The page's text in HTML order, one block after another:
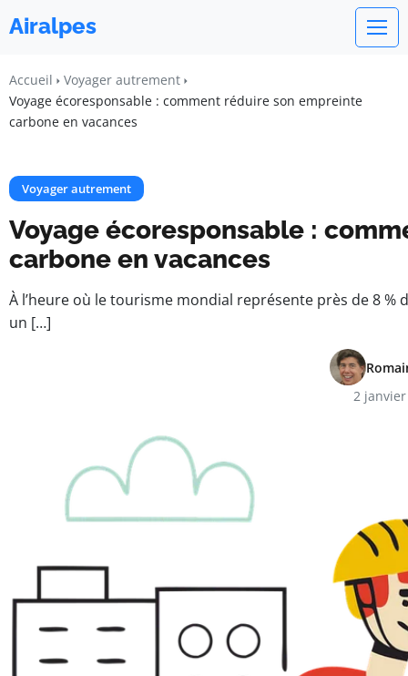
Airalpes
Accueil
Voyager autrement
Voyage écoresponsable : comment réduire son empreinte
carbone en vacances​
Voyager autrement
Voyage écoresponsable :
carbone en vacances​
À l’heure où le tourisme mondial représente près de 8 %
un […]
2 janvier